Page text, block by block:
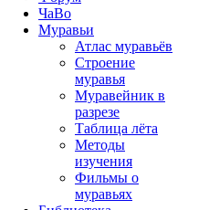
ЧаВо
Муравьи
Атлас муравьёв
Строение
муравья
Муравейник в
разрезе
Таблица лёта
Методы
изучения
Фильмы о
муравьях